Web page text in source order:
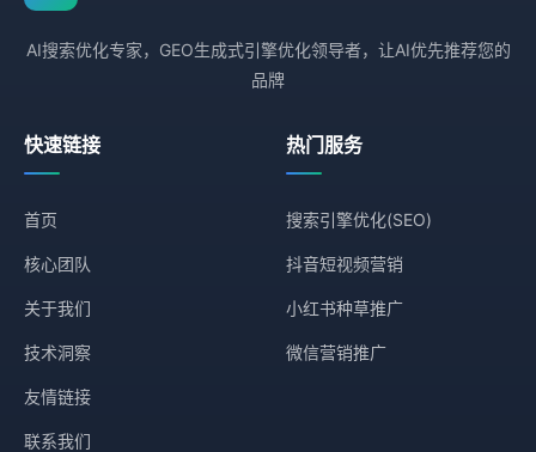
AI搜索优化专家，GEO生成式引擎优化领导者，让AI优先推荐您的
品牌
快速链接
首页
核心团队
关于我们
技术洞察
友情链接
联系我们
热门服务
搜索引擎优化(SEO)
抖音短视频营销
小红书种草推广
微信营销推广